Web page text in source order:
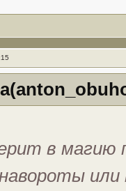
в магию
навороты